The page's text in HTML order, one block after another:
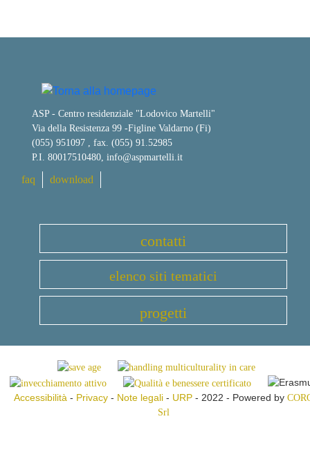
ASP - Centro residenziale "Lodovico Martelli"
Via della Resistenza 99 -Figline Valdarno (Fi)
(055) 951097 , fax. (055) 91.52985
P.I. 80017510480, info@aspmartelli.it
faq download
contatti
elenco siti tematici
progetti
Accessibilità - Privacy- Note legali- URP- 2022 - Powered by
Srl